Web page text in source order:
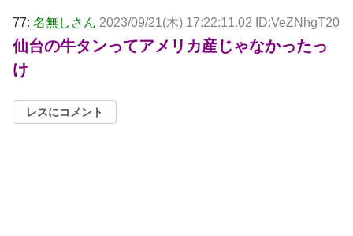
77: 名無しさん 2023/09/21(木) 17:22:11.02 ID:VeZNhgT20
仙台の牛タンってアメリカ産じゃなかったっ
け
レスにコメント